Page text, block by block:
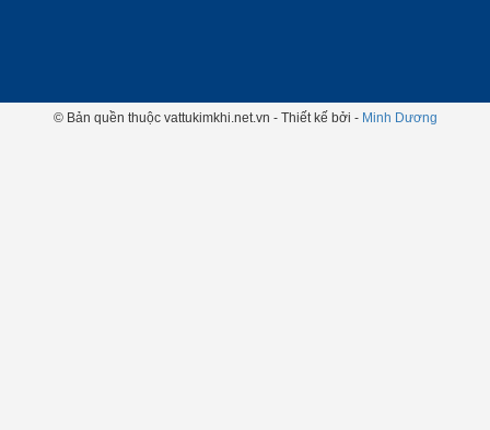
© Bản quền thuộc vattukimkhi.net.vn - Thiết kế bởi - Minh Dương